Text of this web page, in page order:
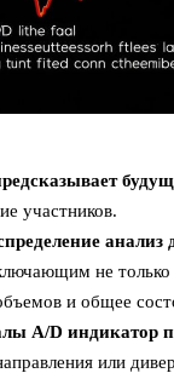
участников.
анализ
не
и общее
A/D индикатор
или